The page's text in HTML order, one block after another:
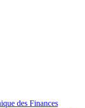
des Finances